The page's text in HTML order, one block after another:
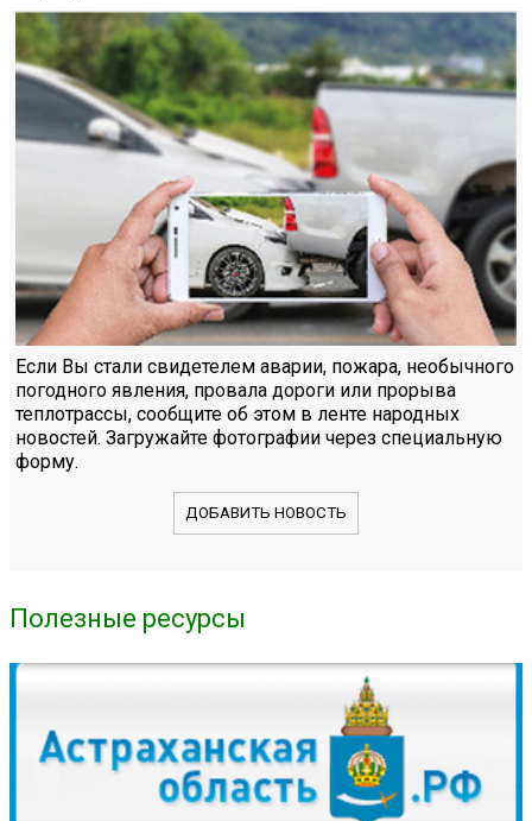
Если Вы стали свидетелем аварии, пожара, необычного
погодного явления, провала дороги или прорыва
теплотрассы, сообщите об этом в ленте народных
новостей. Загружайте фотографии через специальную
форму.
ДОБАВИТЬ НОВОСТЬ
Полезные ресурсы